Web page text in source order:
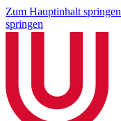
Zum Hauptinhalt springen
springen